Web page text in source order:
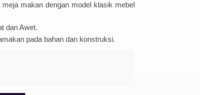
meja makan dengan model klasik mebel
dan Awet.
pada bahan dan konstruksi.